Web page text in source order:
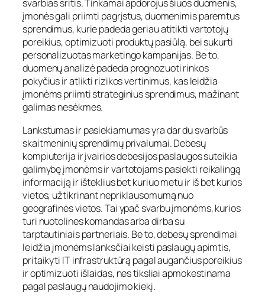
svarbias sritis. Tinkamai apdorojus šiuos duomenis,
įmonės gali priimti pagrįstus, duomenimis paremtus
sprendimus, kurie padeda geriau atitikti vartotojų
poreikius, optimizuoti produktų pasiūlą, bei sukurti
personalizuotas marketingo kampanijas. Be to,
duomenų analizė padeda prognozuoti rinkos
pokyčius ir atlikti rizikos vertinimus, kas leidžia
įmonėms priimti strateginius sprendimus, mažinant
galimas nesėkmes.
Lankstumas ir pasiekiamumas yra dar du svarbūs
skaitmeninių sprendimų privalumai. Debesų
kompiuterija ir įvairios debesijos paslaugos suteikia
galimybę įmonėms ir vartotojams pasiekti reikalingą
informaciją ir išteklius bet kuriuo metu ir iš bet kurios
vietos, užtikrinant nepriklausomumą nuo
geografinės vietos. Tai ypač svarbu įmonėms, kurios
turi nuotolines komandas arba dirba su
tarptautiniais partneriais. Be to, debesų sprendimai
leidžia įmonėms lanksčiai keisti paslaugų apimtis,
pritaikyti IT infrastruktūrą pagal augančius poreikius
ir optimizuoti išlaidas, nes tiksliai apmokestinama
pagal paslaugų naudojimo kiekį.